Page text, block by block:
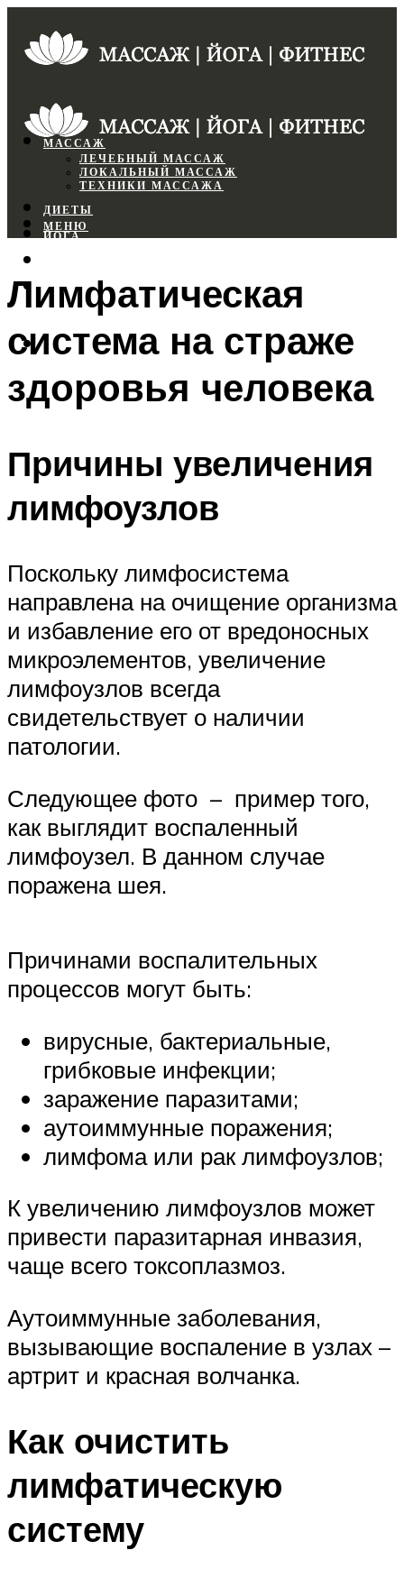
МАССАЖ
ЛЕЧЕБНЫЙ МАССАЖ
ЛОКАЛЬНЫЙ МАССАЖ
ТЕХНИКИ МАССАЖА
ДИЕТЫ
ЙОГА
ФИТНЕС
МЕНЮ
МЕНЮ
Лимфатическая
система на страже
здоровья человека
Причины увеличения
лимфоузлов
Поскольку лимфосистема
направлена на очищение организма
и избавление его от вредоносных
микроэлементов, увеличение
лимфоузлов всегда
свидетельствует о наличии
патологии.
Следующее фото – пример того,
как выглядит воспаленный
лимфоузел. В данном случае
поражена шея.
Причинами воспалительных
процессов могут быть:
вирусные, бактериальные,
грибковые инфекции;
заражение паразитами;
аутоиммунные поражения;
лимфома или рак лимфоузлов;
К увеличению лимфоузлов может
привести паразитарная инвазия,
чаще всего токсоплазмоз.
Аутоиммунные заболевания,
вызывающие воспаление в узлах –
артрит и красная волчанка.
Как очистить
лимфатическую
систему